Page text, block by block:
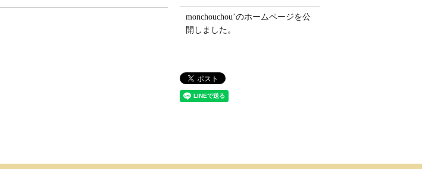
monchouchou’のホームページを公
開しました。